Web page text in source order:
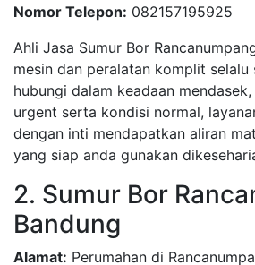
Nomor Telepon: 082157195925
Ahli Jasa Sumur Bor
mesin dan peralatan komplit selalu
hubungi dalam keadaan
urgent serta kondisi normal,
dengan inti mendapatkan aliran
yang siap anda gunakan
2. Sumur Bor
Bandung
Alamat: Perumahan di